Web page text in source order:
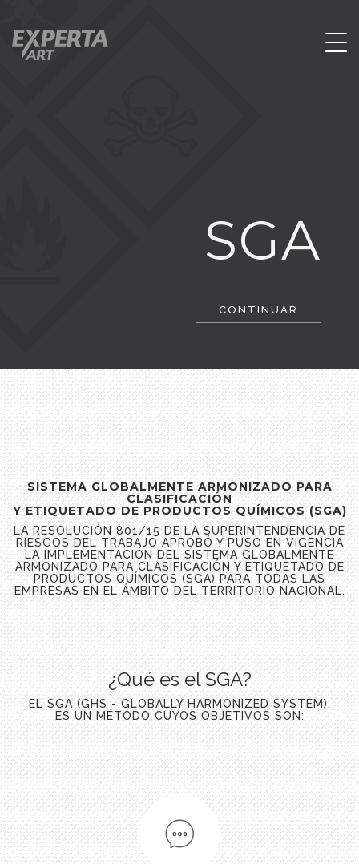
SGA
CONTINUAR
SISTEMA GLOBALMENTE ARMONIZADO PARA
CLASIFICACIÓN
Y ETIQUETADO DE PRODUCTOS QUÍMICOS (SGA)
LA RESOLUCIÓN 801/15 DE LA SUPERINTENDENCIA DE
RIESGOS DEL TRABAJO APROBÓ Y PUSO EN VIGENCIA
LA IMPLEMENTACIÓN DEL SISTEMA GLOBALMENTE
ARMONIZADO PARA CLASIFICACIÓN Y ETIQUETADO DE
PRODUCTOS QUÍMICOS (SGA) PARA TODAS LAS
EMPRESAS EN EL ÁMBITO DEL TERRITORIO NACIONAL.
¿Qué es el SGA?
EL SGA (GHS - GLOBALLY HARMONIZED SYSTEM),
ES UN MÉTODO CUYOS OBJETIVOS SON: